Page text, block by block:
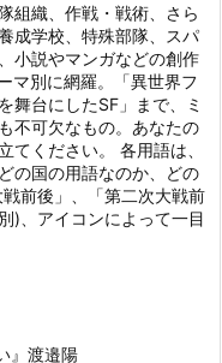
組織、作戦・戦術、さら
成学校、特殊部隊、スパ
小説やマンガなどの創作
マ別に網羅。「異世界フ
舞台にしたSF」まで、ミ
不可欠なもの。あなたの
てください。 各用語は、
の国の用語なのか、どの
前後」、「第二次大戦前
)、アイコンによって一目